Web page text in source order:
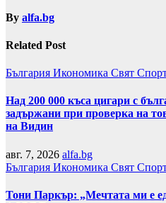
By alfa.bg
Related Post
България Икономика Свят
Над 200 000 къса цигари с
задържани при проверка на
на Видин
авг. 7, 2026 alfa.bg
България Икономика Свят
Тони Паркър: „Мечтата ми е